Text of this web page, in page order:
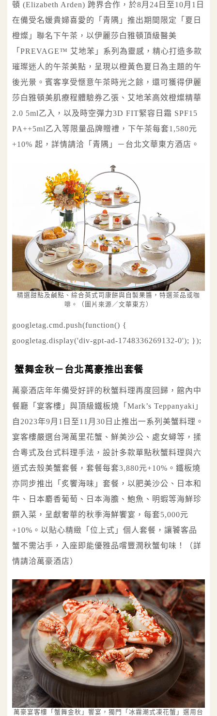
頓 (Elizabeth Arden) 跨界合作，於8月24日至10月1日
在備受名媛貴婦喜愛的「青隅」推出期間限定「夏日
橙燦」聯名下午茶，以伊麗莎白雅頓頂級醫美
「PREVAGE™ 艾地苯」系列為靈感，精心打造多款
璀璨迷人的午茶美點，呈現以橙黃色夏日為主題的午
後光景。賓客享受愜意午茶時光之餘，還可獲得伊麗
莎白雅頓美肌療程體驗券乙張、艾地苯高效橙燦精華
2.0 5ml乙入，以及時空彈力3D FIT緊容日霜 SPF15
PA++5ml乙入等限量品牌贈禮，下午茶每套1,580元
+10% 起，詳情請洽「青隅」－台北文華東方酒店。
精選甜點及鹹點、綜合英式司康餅與自製果醬，特選茶品或咖
啡。（圖片來源／文華東方）
googletag.cmd.push(function() {
googletag.display('div-gpt-ad-1748336269132-0'); });
蟹舞金秋－台北萬豪推出套餐
萬豪酒店年年備受好評的秋蟹料理再度回歸，館內中
餐廳「宴客樓」與頂級鐵板燒「Mark’s Teppanyaki」
自2023年9月1日至11月30日止推出一系列美蟹料理。
宴客樓嚴選台灣萬里花蟹、鮮美沙公、處女蟳等，揉
合粵式及台式料理手法，設計多款單點秋蟹料理與六
道式去殼美蟹套餐，套餐每套3,880元+10%。鐵板燒
亦同步推出「炙饗海味」套餐，以肥美沙公、日本和
牛、日本麝香葡萄、日本海膽、鮑魚、明蝦等海鮮珍
饌入菜，呈獻奢華的秋季海鮮饗宴，每套5,000元
+10%。以貼心精緻「位上式」個人套餐，讓饕客品
蟹不需沾手，入座即能優雅品嚐豐潤秋蟹旬味！（詳
情請洽萬豪酒店）
萬豪宴客樓「蟹舞金秋」饗宴，獨門「冰霧潮式凍花蟹」選用台